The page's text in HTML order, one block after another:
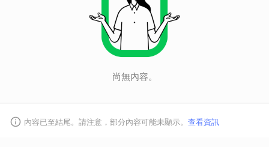
尚無內容。
內容已至結尾。請注意，部分內容可能未顯示。 查看資訊